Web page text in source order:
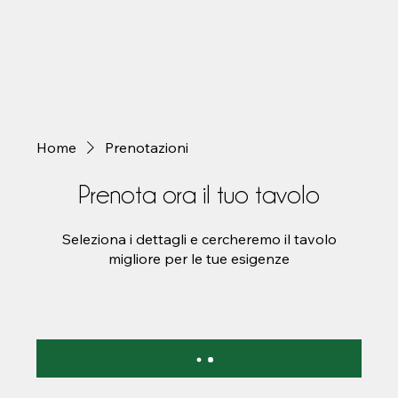
Home Prenotazioni
Prenota ora il tuo tavolo
Seleziona i dettagli e cercheremo il tavolo
migliore per le tue esigenze